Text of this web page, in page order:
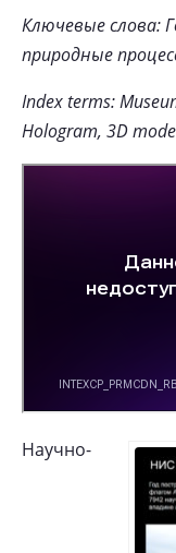
Ключевые слова:
природные
Index terms:
Hologram, 3D
Научно-